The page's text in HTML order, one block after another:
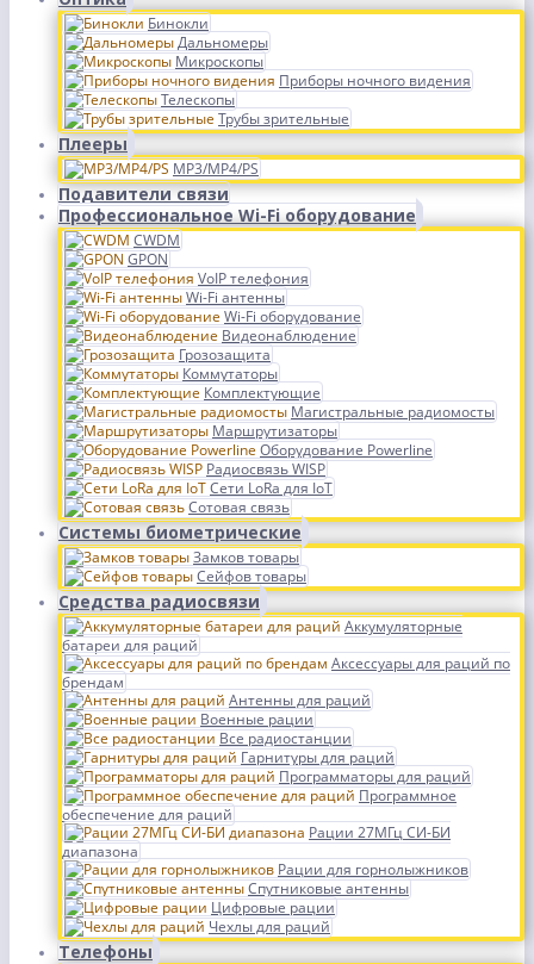
Бинокли
Дальномеры
Микроскопы
Приборы ночного видения
Телескопы
Трубы зрительные
Плееры
MP3/MP4/PS
Подавители связи
Профессиональное Wi-Fi оборудование
CWDM
GPON
VoIP телефония
Wi-Fi антенны
Wi-Fi оборудование
Видеонаблюдение
Грозозащита
Коммутаторы
Комплектующие
Магистральные радиомосты
Маршрутизаторы
Оборудование Powerline
Радиосвязь WISP
Сети LoRa для IoT
Сотовая связь
Системы биометрические
Замков товары
Сейфов товары
Средства радиосвязи
Аккумуляторные
батареи для раций
Аксессуары для раций по
брендам
Антенны для раций
Военные рации
Все радиостанции
Гарнитуры для раций
Программаторы для раций
Программное
обеспечение для раций
Рации 27МГц СИ-БИ
диапазона
Рации для горнолыжников
Спутниковые антенны
Цифровые рации
Чехлы для раций
Телефоны